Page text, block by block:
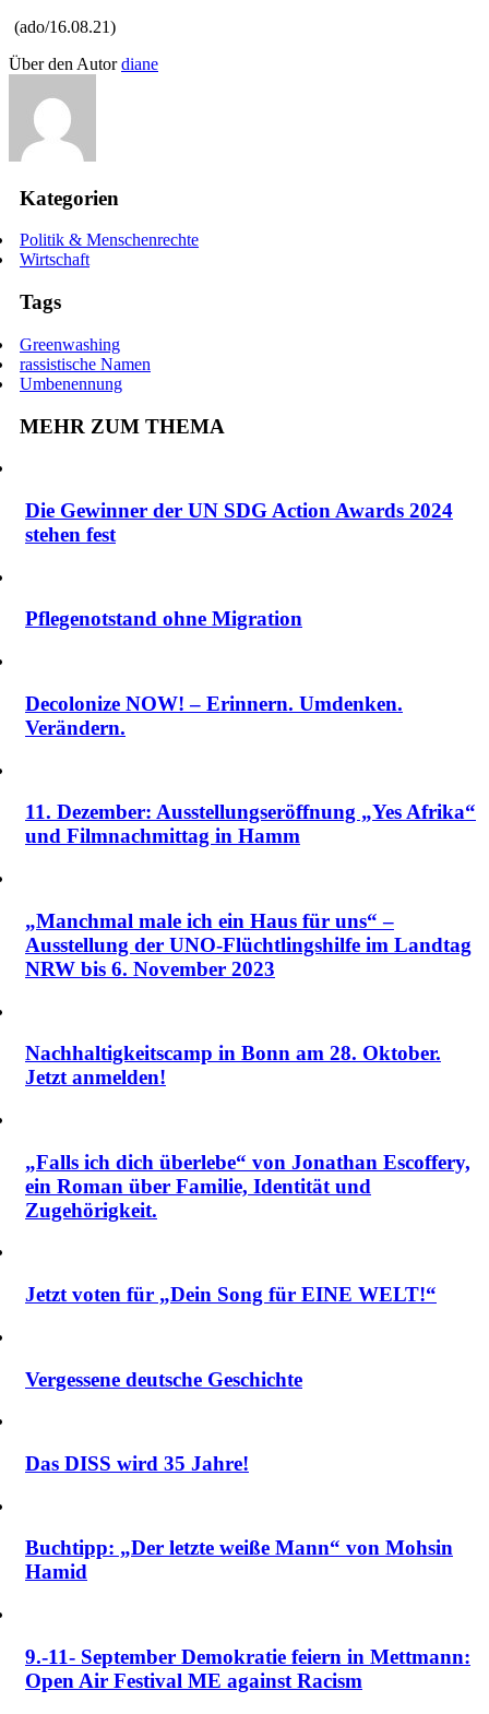
(ado/16.08.21)
Über den Autordiane
Kategorien
Politik & Menschenrechte
Wirtschaft
Tags
Greenwashing
rassistische Namen
Umbenennung
MEHR ZUM THEMA
Die Gewinner der UN SDG Action Awards 2024
stehen fest
Pflegenotstand ohne Migration
Decolonize NOW! – Erinnern. Umdenken.
Verändern.
11. Dezember: Ausstellungseröffnung „Yes Afrika“
und Filmnachmittag in Hamm
„Manchmal male ich ein Haus für uns“ –
Ausstellung der UNO-Flüchtlingshilfe im Landtag
NRW bis 6. November 2023
Nachhaltigkeitscamp in Bonn am 28. Oktober.
Jetzt anmelden!
„Falls ich dich überlebe“ von Jonathan Escoffery,
ein Roman über Familie, Identität und
Zugehörigkeit.
Jetzt voten für „Dein Song für EINE WELT!“
Vergessene deutsche Geschichte
Das DISS wird 35 Jahre!
Buchtipp: „Der letzte weiße Mann“ von Mohsin
Hamid
9.-11- September Demokratie feiern in Mettmann:
Open Air Festival ME against Racism